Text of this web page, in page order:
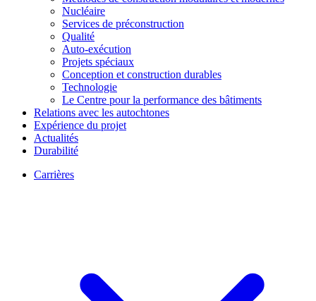
Nucléaire
Services de préconstruction
Qualité
Auto-exécution
Projets spéciaux
Conception et construction durables
Technologie
Le Centre pour la performance des bâtiments
Relations avec les autochtones
Expérience du projet
Actualités
Durabilité
Carrières